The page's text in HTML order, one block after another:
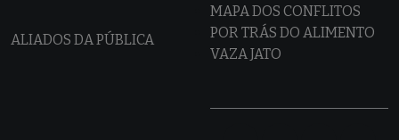
ALIADOS DA PÚBLICA
MAPA DOS CONFLITOS
POR TRÁS DO ALIMENTO
VAZA JATO